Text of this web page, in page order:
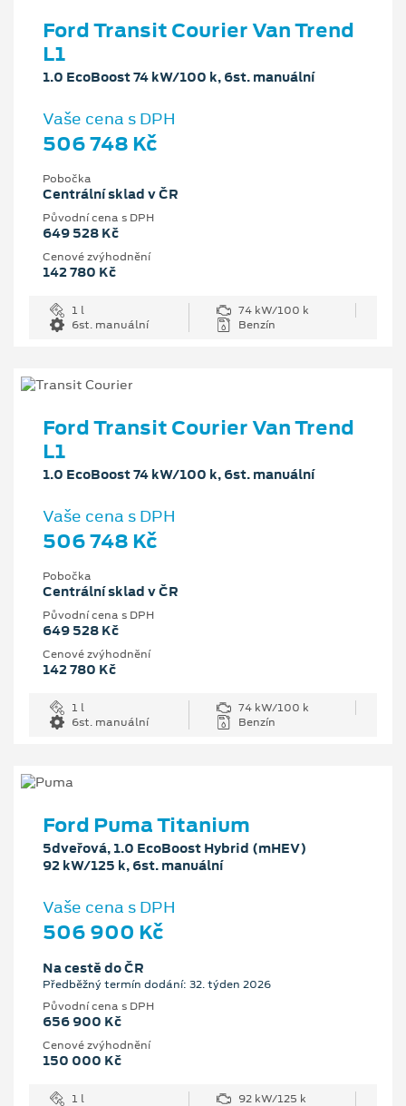
Ford Transit Courier Van Trend
L1
1.0 EcoBoost 74 kW/100 k, 6st. manuální
Vaše cena s DPH
506 748 Kč
Pobočka
Centrální sklad v ČR
Původní cena s DPH
649 528 Kč
Cenové zvýhodnění
142 780 Kč
1 l
74 kW/100 k
6st. manuální
Benzín
Ford Transit Courier Van Trend
L1
1.0 EcoBoost 74 kW/100 k, 6st. manuální
Vaše cena s DPH
506 748 Kč
Pobočka
Centrální sklad v ČR
Původní cena s DPH
649 528 Kč
Cenové zvýhodnění
142 780 Kč
1 l
74 kW/100 k
6st. manuální
Benzín
Ford Puma Titanium
5dveřová, 1.0 EcoBoost Hybrid (mHEV)
92 kW/125 k, 6st. manuální
Vaše cena s DPH
506 900 Kč
Na cestě do ČR
Předběžný termín dodání: 32. týden 2026
Původní cena s DPH
656 900 Kč
Cenové zvýhodnění
150 000 Kč
1 l
92 kW/125 k